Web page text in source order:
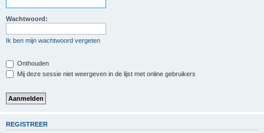
Wachtwoord:
Ik ben mijn wachtwoord vergeten
Onthouden
Mij deze sessie niet weergeven in de lijst met online gebruikers
REGISTREER